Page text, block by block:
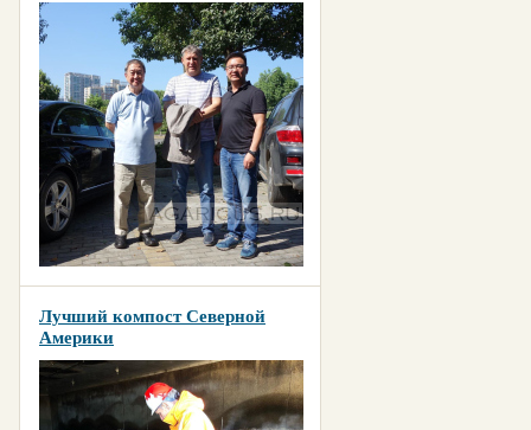
Лучший компост Северной
Америки